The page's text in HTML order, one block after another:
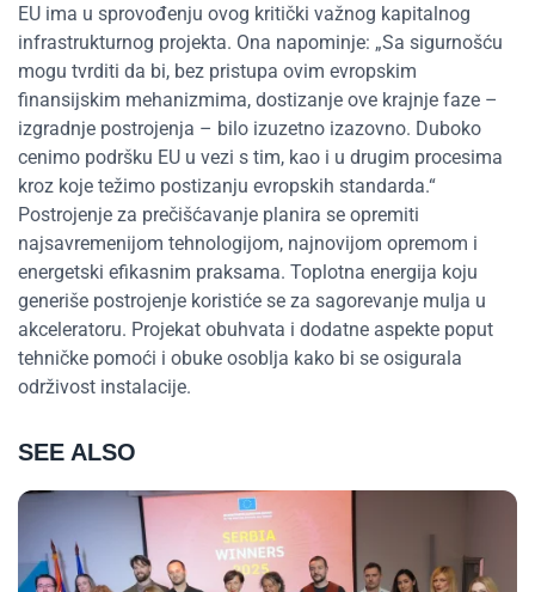
EU ima u sprovođenju ovog kritički važnog kapitalnog
infrastrukturnog projekta. Ona napominje: „Sa sigurnošću
mogu tvrditi da bi, bez pristupa ovim evropskim
finansijskim mehanizmima, dostizanje ove krajnje faze –
izgradnje postrojenja – bilo izuzetno izazovno. Duboko
cenimo podršku EU u vezi s tim, kao i u drugim procesima
kroz koje težimo postizanju evropskih standarda.“
Postrojenje za prečišćavanje planira se opremiti
najsavremenijom tehnologijom, najnovijom opremom i
energetski efikasnim praksama. Toplotna energija koju
generiše postrojenje koristiće se za sagorevanje mulja u
akceleratoru. Projekat obuhvata i dodatne aspekte poput
tehničke pomoći i obuke osoblja kako bi se osigurala
održivost instalacije.
SEE ALSO